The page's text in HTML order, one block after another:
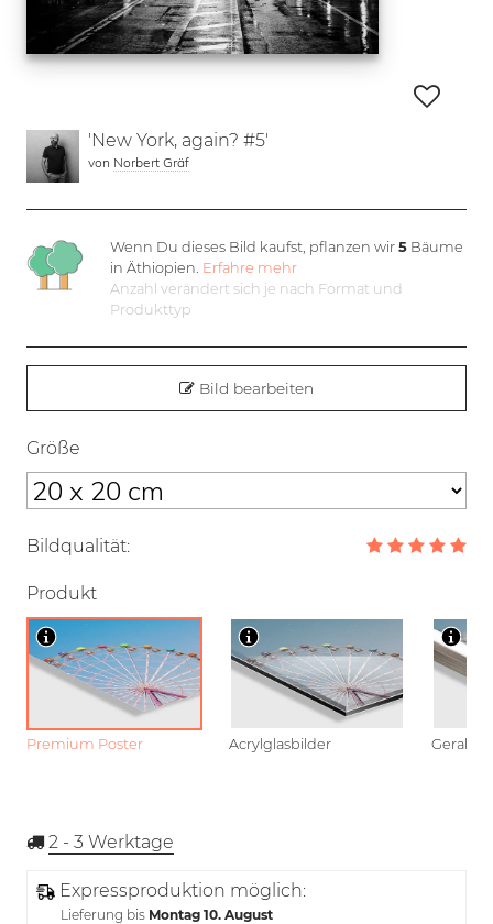
'New York, again? #5'
von Norbert Gräf
Wenn Du dieses Bild kaufst, pflanzen wir5 Bäume
in Äthiopien. Erfahre mehr
Anzahl verändert sich je nach Format und
Produkttyp
Bild bearbeiten
Größe
Bildqualität:
Produkt
Premium Poster Acrylglasbilder
2 - 3 Werktage
Expressproduktion möglich:
Lieferung bis Montag 10. August